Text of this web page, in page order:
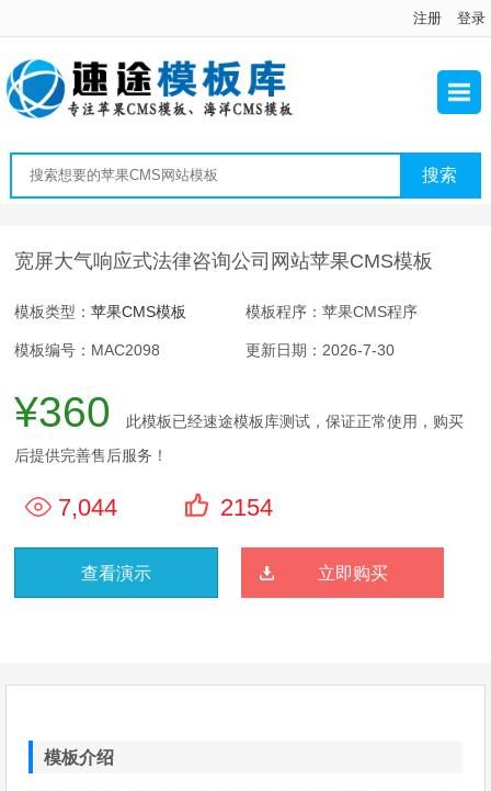
注册 登录
宽屏大气响应式法律咨询公司网站苹果CMS模板
模板类型：苹果CMS模板 模板程序：苹果CMS程序
模板编号：MAC2098 更新日期：2026-7-30
¥360
此模板已经速途模板库测试，保证正常使用，购买
后提供完善售后服务！
7,044 2154
查看演示 立即购买
模板介绍